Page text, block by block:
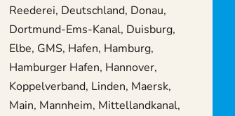
Reederei, Deutschland, Donau,
Dortmund-Ems-Kanal, Duisburg,
Elbe, GMS, Hafen, Hamburg,
Hamburger Hafen, Hannover,
Koppelverband, Linden, Maersk,
Main, Mannheim, Mittellandkanal,